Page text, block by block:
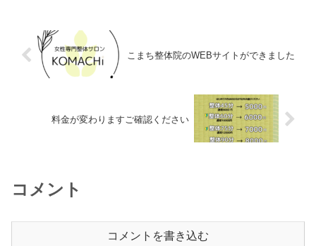
こまち整体院のWEBサイトができました
料金が変わりますご確認ください
コメント
コメントを書き込む